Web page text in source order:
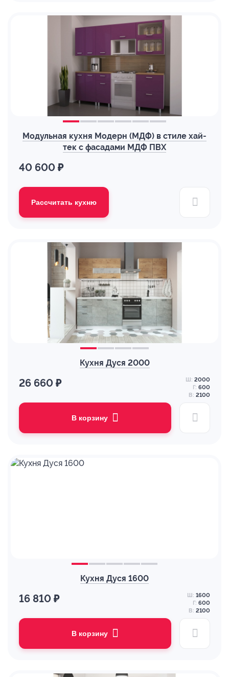
Модульная кухня Модерн (МДФ) в стиле хай-
тек с фасадами МДФ ПВХ
40 600 ₽
Рассчитать кухню
Кухня Дуся 2000
26 660 ₽ Ш: 2000
Г: 600
В: 2100
В корзину
Кухня Дуся 1600
16 810 ₽ Ш: 1600
Г: 600
В: 2100
В корзину